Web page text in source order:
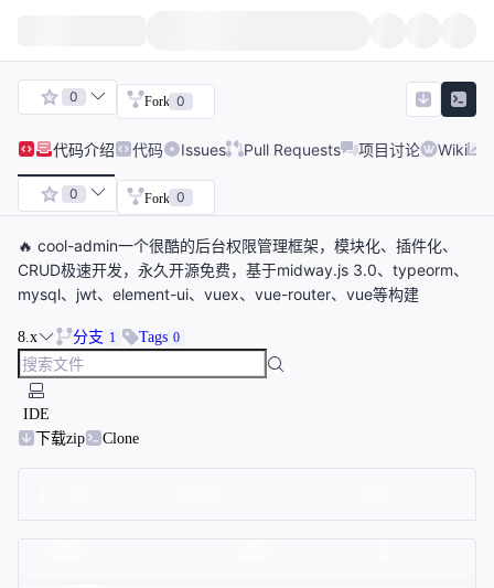
0 Fork 0
代码介绍 代码 Issues Pull Requests 项目讨论 Wiki
0 Fork 0
🔥 cool-admin一个很酷的后台权限管理框架，模块化、插件化、
CRUD极速开发，永久开源免费，基于midway.js 3.0、typeorm、
mysql、jwt、element-ui、vuex、vue-router、vue等构建
8.x 分支 1 Tags 0
IDE
下载zip
Clone